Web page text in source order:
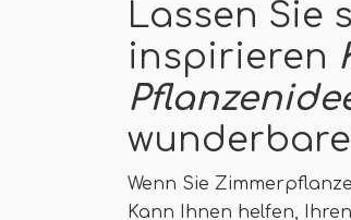
Lassen Sie
inspirieren
Wenn Sie
Kann Ihnen helfen,